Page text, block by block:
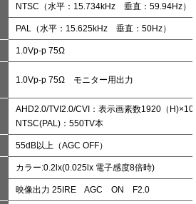
NTSC（水平：15.734kHz 垂直：59.94Hz）
PAL（水平：15.625kHz 垂直：50Hz）
1.0Vp-p 75Ω
1.0Vp-p 75Ω モニター用出力
AHD2.0/TVI2.0/CVI：表示画素数1920（
NTSC(PAL)：550TV本
55dB以上（AGC OFF）
カラー:0.2lx(0.025lx 電子感度8倍時)
映像出力 25IRE AGC ON F2.0